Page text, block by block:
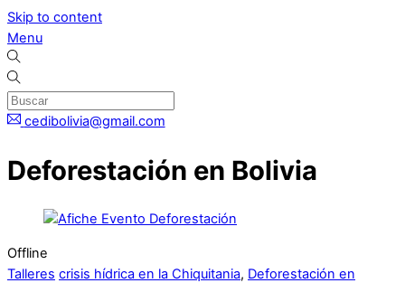
Skip to content
Menu
cedibolivia@gmail.com
Deforestación en Bolivia
Offline
Talleres crisis hídrica en la Chiquitania, Deforestación en